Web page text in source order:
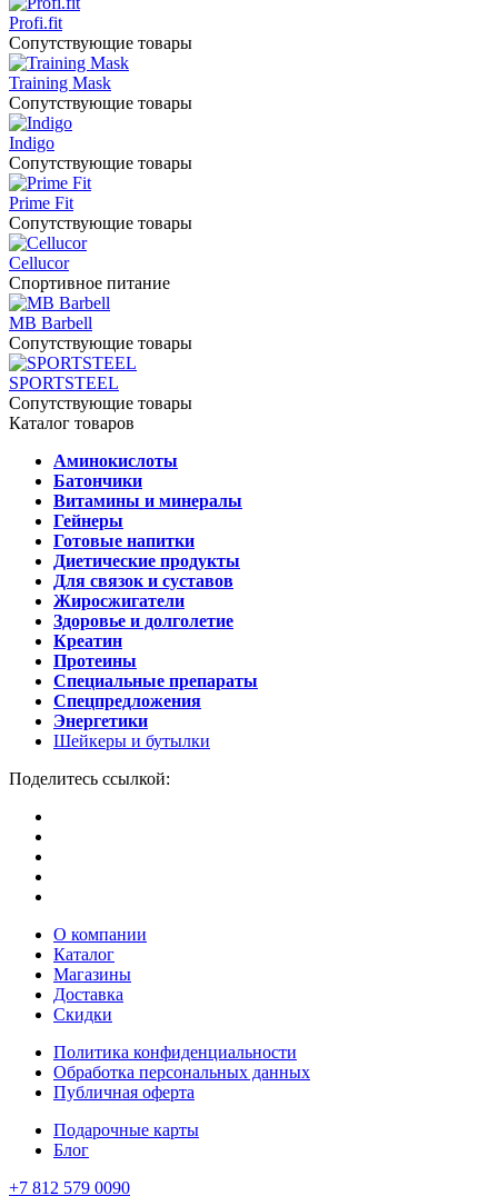
Profi.fit
Сопутствующие товары
Training Mask
Сопутствующие товары
Indigo
Сопутствующие товары
Prime Fit
Сопутствующие товары
Cellucor
Спортивное питание
MB Barbell
Сопутствующие товары
SPORTSTEEL
Сопутствующие товары
Каталог товаров
Аминокислоты
Батончики
Витамины и минералы
Гейнеры
Готовые напитки
Диетические продукты
Для связок и суставов
Жиросжигатели
Здоровье и долголетие
Креатин
Протеины
Специальные препараты
Спецпредложения
Энергетики
Шейкеры и бутылки
Поделитесь ссылкой:
О компании
Каталог
Магазины
Доставка
Скидки
Политика конфиденциальности
Обработка персональных данных
Публичная оферта
Подарочные карты
Блог
+7 812 579 0090